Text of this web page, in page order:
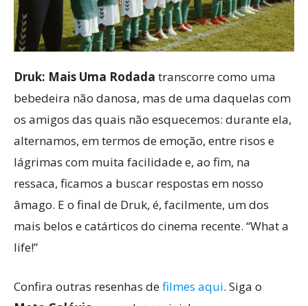
Druk: Mais Uma Rodada transcorre como uma
bebedeira não danosa, mas de uma daquelas com
os amigos das quais não esquecemos: durante ela,
alternamos, em termos de emoção, entre risos e
lágrimas com muita facilidade e, ao fim, na
ressaca, ficamos a buscar respostas em nosso
âmago. E o final de Druk, é, facilmente, um dos
mais belos e catárticos do cinema recente. “What a
life!”
Confira outras resenhas defilmes aqui. Siga o